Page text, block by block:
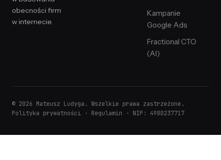
obecności firm
w internecie.
Kampanie
Google Ads
Fractional CTO
(AI)
© 2026 Mateusz Ludyga. Wszelkie prawa zastrzeżone.
Polityka prywatności · Regulamin · NIP: 4980237717